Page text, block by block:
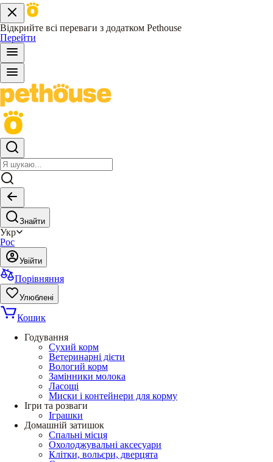
Відкрийте всі переваги з додатком Pethouse
Перейти
Знайти
Укр
Рос
Увійти
Порівняння
Улюблені
Кошик
Годування
Сухий корм
Ветеринарні дієти
Вологий корм
Замінники молока
Ласощі
Миски і контейнери для корму
Ігри та розваги
Іграшки
Домашній затишок
Спальні місця
Охолоджувальні аксесуари
Клітки, вольєри, дверцята